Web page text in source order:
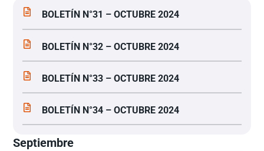
BOLETÍN N°31 – OCTUBRE 2024
BOLETÍN N°32 – OCTUBRE 2024
BOLETÍN N°33 – OCTUBRE 2024
BOLETÍN N°34 – OCTUBRE 2024
Septiembre